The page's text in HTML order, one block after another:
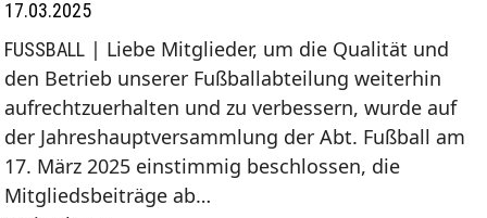
17.03.2025
FUSSBALL
| Liebe Mitglieder, um die Qualität und
den Betrieb unserer Fußballabteilung weiterhin
aufrechtzuerhalten und zu verbessern, wurde auf
der Jahreshauptversammlung der Abt. Fußball am
17. März 2025 einstimmig beschlossen, die
Mitgliedsbeiträge ab…